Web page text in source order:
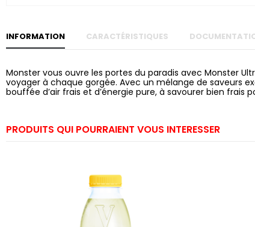
INFORMATION
Monster vous ouvre les portes du paradis avec Monster
voyager à chaque gorgée. Avec un mélange de saveurs
bouffée d’air frais et d’énergie pure, à savourer bien frais
CARACTÉRISTIQUES
PRODUITS QUI POURRAIENT VOUS INTERESSER